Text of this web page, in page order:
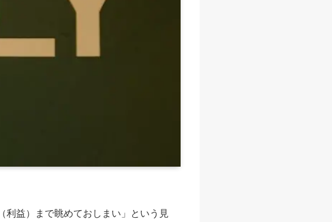
益）まで眺めておしまい」という見